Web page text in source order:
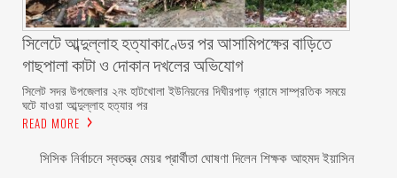
সিলেটে আব্দুল্লাহ হত্যাকাণ্ডের পর আসামিপক্ষের বাড়িতে
গাছপালা কাটা ও দোকান দখলের অভিযোগ
সিলেট সদর উপজেলার ২নং হাটখোলা ইউনিয়নের দিঘীরপাড় গ্রামে সাম্প্রতিক সময়ে
ঘটে যাওয়া আব্দুল্লাহ হত্যার পর
READ MORE
সিসিক নির্বাচনে স্বতন্ত্র মেয়র প্রার্থীতা ঘোষণা দিলেন শিক্ষক আহমদ ইয়াসিন